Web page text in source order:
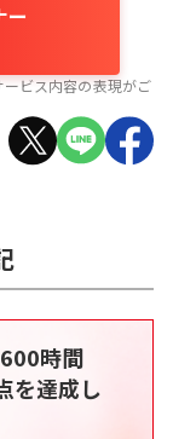
ー
ビス内容の表現がご
時間
を達成し